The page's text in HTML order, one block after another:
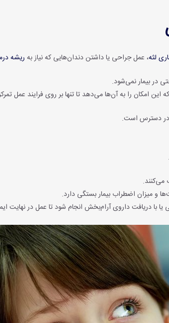
لثه، عمل جراحی یا داشتن دندان‌هایی که نیاز به ریشه
در بیمار نمی‌شود.
را به آن‌ها می‌دهد تا تنها بر روی فرایند عمل
در دسترس است.
می‌کنند.
و میزان اضطراب بیمار بستگی دارد.
با دریافت داروی آرام‌بخش انجام شود تا عمل در نهایت